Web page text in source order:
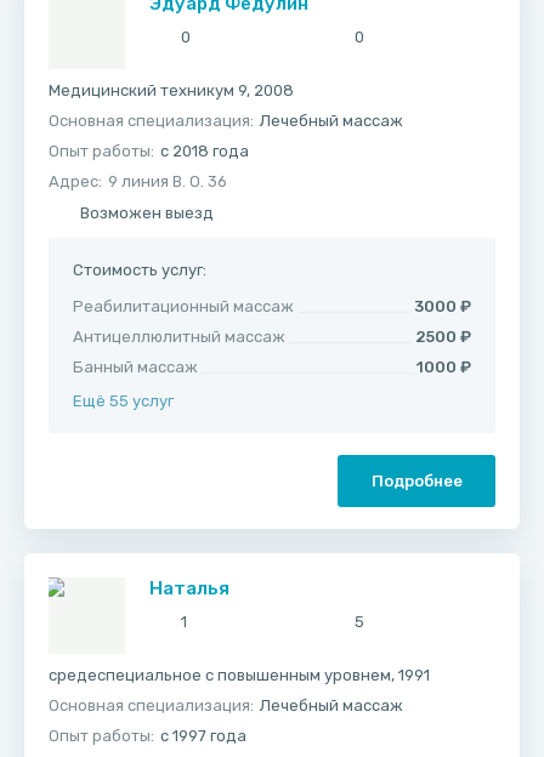
0 0
Медицинский техникум 9, 2008
Основная специализация: Лечебный массаж
Опыт работы: с 2018 года
Адрес: 9 линия В. О. 36
Возможен выезд
Стоимость услуг:
Реабилитационный массаж
3000 ₽
Антицеллюлитный массаж
2500 ₽
Банный массаж
1000 ₽
Ещё 55 услуг
Подробнее
Наталья
1 5
средеспециальное с повышенным уровнем, 1991
Основная специализация: Лечебный массаж
Опыт работы: с 1997 года